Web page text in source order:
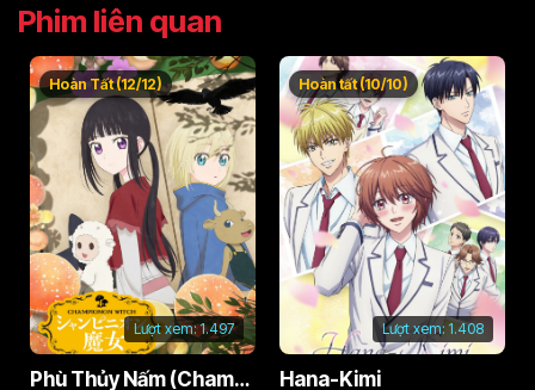
Phim liên quan
Lượt xem:1.497
Hoàn Tất (12/12)
Phù Thủy Nấm (Champignon no Majo)
Lượt xem: 1.408
Hoàn tất (10/10)
Hana-Kimi